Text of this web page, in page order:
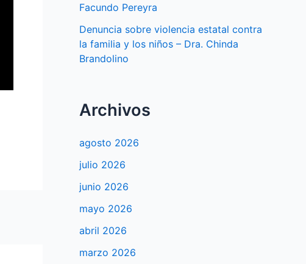
Facundo Pereyra
Denuncia sobre violencia estatal contra
la familia y los niños – Dra. Chinda
Brandolino
Archivos
agosto 2026
julio 2026
junio 2026
mayo 2026
abril 2026
marzo 2026